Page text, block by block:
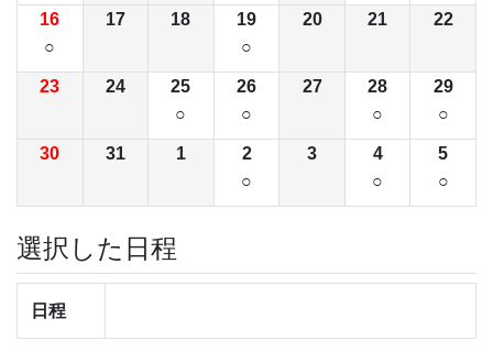
16
○
17 18
19
○
20 21 22
23 24
25
○
26
○
27
28
○
29
○
30 31 1
2
○
3
4
○
5
○
選択した日程
日程